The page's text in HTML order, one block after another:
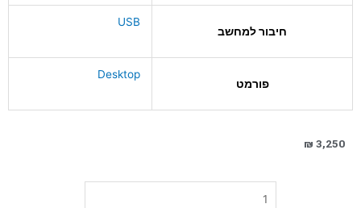
חיבור למחשב
USB
פורמט
Desktop
₪ 3,250
כמות
של